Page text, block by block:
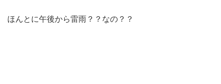
ほんとに午後から雷雨？？なの？？